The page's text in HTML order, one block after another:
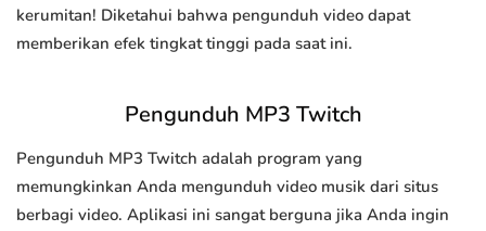
kerumitan! Diketahui bahwa pengunduh video dapat
memberikan efek tingkat tinggi pada saat ini.
Pengunduh MP3 Twitch
Pengunduh MP3 Twitch adalah program yang
memungkinkan Anda mengunduh video musik dari situs
berbagi video. Aplikasi ini sangat berguna jika Anda ingin